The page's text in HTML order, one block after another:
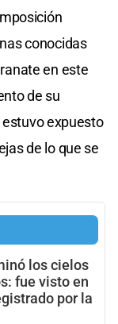
conocidas
en este
de su
expuesto
de lo que se
los cielos
fue visto en
por la